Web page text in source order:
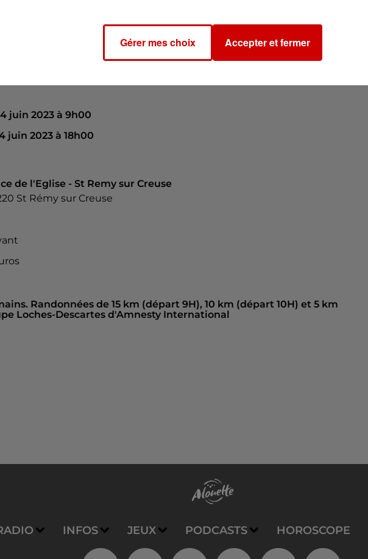
4 juin 2023 à 9h00
juin 2023 à 18h00
de l'Eglise - St Remy sur Creuse
St Rémy sur Creuse
Randonnées de 15 km (départ 9H), 10 km (départ 10H) et 5 km
Loches-Descartes d'Amnesty International
INFOS JEUX PODCASTS HOROSCOPE
Gérer mes choix Accepter et fermer